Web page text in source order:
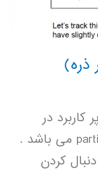
کاربرد در
پردازش ویدئو particle filter می باشد .
کردن